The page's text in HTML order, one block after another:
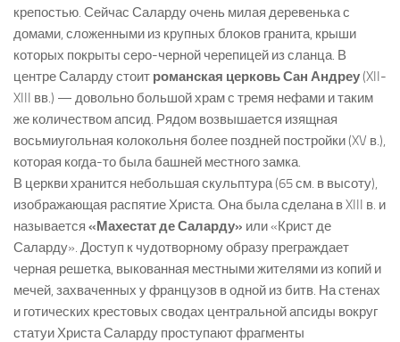
крепостью. Сейчас Саларду очень милая деревенька с
домами, сложенными из крупных блоков гранита, крыши
которых покрыты серо-черной черепицей из сланца. В
центре Саларду стоит романская церковь Сан Андреу(XII-
XIII вв.) — довольно большой храм с тремя нефами и таким
же количеством апсид. Рядом возвышается изящная
восьмиугольная колокольня более поздней постройки (XV в.),
которая когда-то была башней местного замка.
В церкви хранится небольшая скульптура (65 см. в высоту),
изображающая распятие Христа. Она была сделана в XIII в. и
называется «Махестат де Саларду» или «Крист де
Саларду». Доступ к чудотворному образу преграждает
черная решетка, выкованная местными жителями из копий и
мечей, захваченных у французов в одной из битв. На стенах
и готических крестовых сводах центральной апсиды вокруг
статуи Христа Саларду проступают фрагменты